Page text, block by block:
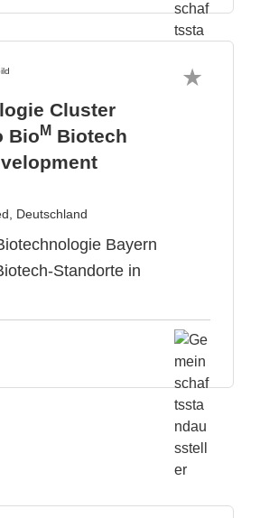
Cluster
Bio M Biotech
Deutschland
Bayern
Standorte in